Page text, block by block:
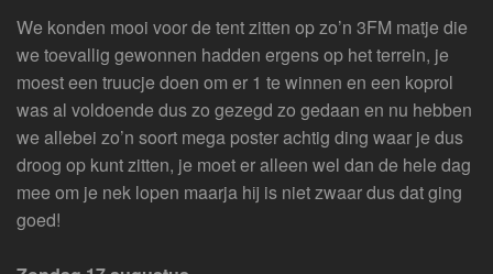
We konden mooi voor de tent zitten op zo’n 3FM matje die
we toevallig gewonnen hadden ergens op het terrein, je
moest een truucje doen om er 1 te winnen en een koprol
was al voldoende dus zo gezegd zo gedaan en nu hebben
we allebei zo’n soort mega poster achtig ding waar je dus
droog op kunt zitten, je moet er alleen wel dan de hele dag
mee om je nek lopen maarja hij is niet zwaar dus dat ging
goed!